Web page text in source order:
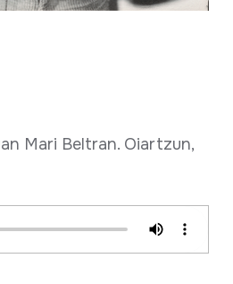
Mari Beltran. Oiartzun,